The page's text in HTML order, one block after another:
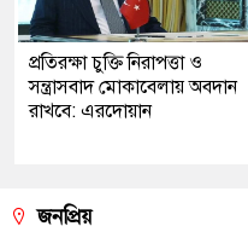
প্রতিরক্ষা চুক্তি নিরাপত্তা ও
সন্ত্রাসবাদ মোকাবেলায় অবদান
রাখবে: এরদোয়ান
জনপ্রিয়